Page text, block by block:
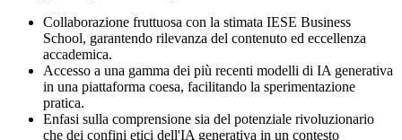
Collaborazione fruttuosa con la stimata IESE Business
School, garantendo rilevanza del contenuto ed eccellenza
accademica.
Accesso a una gamma dei più recenti modelli di IA generativa
in una piattaforma coesa, facilitando la sperimentazione
pratica.
Enfasi sulla comprensione sia del potenziale rivoluzionario
che dei confini etici dell'IA generativa in un contesto